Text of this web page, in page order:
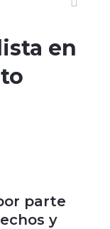
en
parte
y